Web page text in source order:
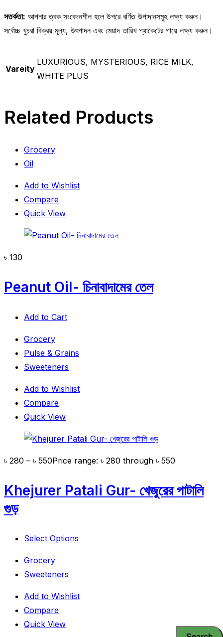
সতর্কতা: আপনার ত্বক সংবেদনশীল হলে উপরে বর্ণিত উপাদানসমূহ লক্ষ্য করুন।
সর্বোচ্চ খুচরা বিক্রয় মূল্য, উৎপাদন এবং মেয়াদ তারিখ প্যাকেটের গায়ে লক্ষ্য করুন।
Vareity
LUXURIOUS, MYSTERIOUS, RICE MILK,
WHITE PLUS
Related Products
Grocery
Oil
Add to Wishlist
Compare
Quick View
৳ 130
Peanut Oil- চিনাবাদামের তেল
Add to Cart
Grocery
Pulse & Grains
Sweeteners
Add to Wishlist
Compare
Quick View
৳ 280 – ৳ 550Price range: ৳ 280 through ৳ 550
Khejurer Patali Gur- খেজুরের পাটালি
গুড়
Select Options
Grocery
Sweeteners
Add to Wishlist
Compare
Quick View